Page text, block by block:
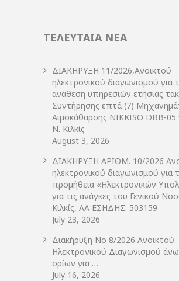
ΤΕΛΕΥΤΑΙΑ ΝΕΑ
ΔIΑΚΗΡΥΞΗ 11/2026,Ανοικτού
ηλεκτρονικού διαγωνισμού για
ανάθεση υπηρεσιών ετήσιας
Συντήρησης επτά (7)
Αιμοκάθαρσης NIKKISO DBB-05
Ν. Κιλκίς
August 3, 2026
ΔIΑΚΗΡΥΞΗ ΑΡIΘΜ. 10/2026
ηλεκτρονικού διαγωνισμού για
προμήθεια «Ηλεκτρονικών
για τις ανάγκες του Γενικού
Κιλκίς, ΑΑ ΕΣΗΔΗΣ: 503159
July 23, 2026
Διακήρυξη Νο 8/2026 Ανοικτού
Ηλεκτρονικού Διαγωνισμού
ορίων για …
July 16, 2026